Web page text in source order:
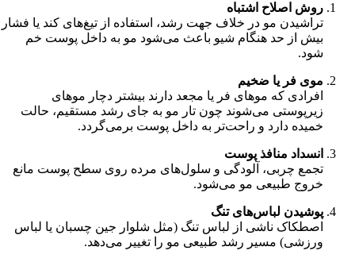
روش اصلاح اشتباه
تراشیدن مو در خلاف جهت رشد، استفاده از تیغ‌های کند یا فشار
بیش از حد هنگام شیو باعث می‌شود مو به داخل پوست خم
شود.
موی فر یا ضخیم
افرادی که موهای فر یا مجعد دارند بیشتر دچار موهای
زیرپوستی می‌شوند چون تار مو به جای رشد مستقیم، حالت
خمیده دارد و راحت‌تر به داخل پوست برمی‌گردد.
انسداد منافذ پوست
تجمع چربی، آلودگی و سلول‌های مرده روی سطح پوست مانع
خروج طبیعی مو می‌شود.
پوشیدن لباس‌های تنگ
اصطکاک ناشی از لباس تنگ (مثل شلوار جین چسبان یا لباس
ورزشی) مسیر رشد طبیعی مو را تغییر می‌دهد.